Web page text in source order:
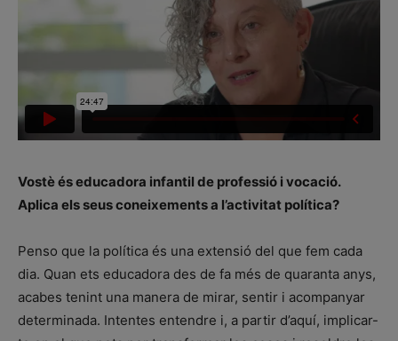
Vostè és educadora infantil de professió i vocació.
Aplica els seus coneixements a l’activitat política?
Penso que la política és una extensió del que fem cada
dia. Quan ets educadora des de fa més de quaranta anys,
acabes tenint una manera de mirar, sentir i acompanyar
determinada. Intentes entendre i, a partir d’aquí, implicar-